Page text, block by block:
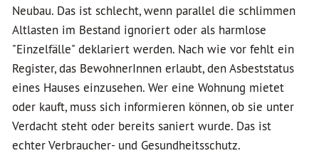
Neubau. Das ist schlecht, wenn parallel die schlimmen
Altlasten im Bestand ignoriert oder als harmlose
"Einzelfälle" deklariert werden. Nach wie vor fehlt ein
Register, das BewohnerInnen erlaubt, den Asbeststatus
eines Hauses einzusehen. Wer eine Wohnung mietet
oder kauft, muss sich informieren können, ob sie unter
Verdacht steht oder bereits saniert wurde. Das ist
echter Verbraucher- und Gesundheitsschutz.